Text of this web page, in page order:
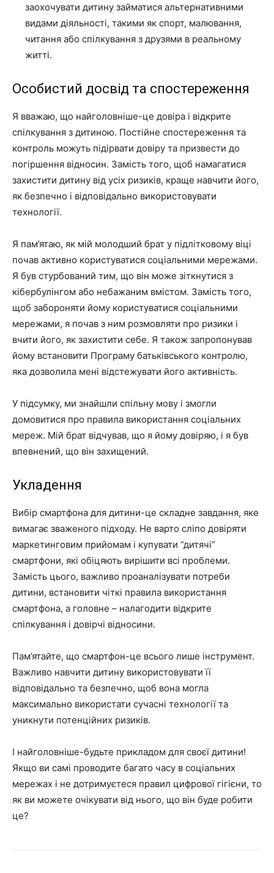
заохочувати дитину займатися альтернативними
видами діяльності, такими як спорт, малювання,
читання або спілкування з друзями в реальному
житті.
Особистий досвід та спостереження
Я вважаю, що найголовніше-це довіра і відкрите
спілкування з дитиною. Постійне спостереження та
контроль можуть підірвати довіру та призвести до
погіршення відносин. Замість того, щоб намагатися
захистити дитину від усіх ризиків, краще навчити його,
як безпечно і відповідально використовувати
технології.
Я пам’ятаю, як мій молодший брат у підлітковому віці
почав активно користуватися соціальними мережами.
Я був стурбований тим, що він може зіткнутися з
кібербулінгом або небажаним вмістом. Замість того,
щоб забороняти йому користуватися соціальними
мережами, я почав з ним розмовляти про ризики і
вчити його, як захистити себе. Я також запропонував
йому встановити Програму батьківського контролю,
яка дозволила мені відстежувати його активність.
У підсумку, ми знайшли спільну мову і змогли
домовитися про правила використання соціальних
мереж. Мій брат відчував, що я йому довіряю, і я був
впевнений, що він захищений.
Укладення
Вибір смартфона для дитини-це складне завдання, яке
вимагає зваженого підходу. Не варто сліпо довіряти
маркетинговим прийомам і купувати “дитячі”
смартфони, які обіцяють вирішити всі проблеми.
Замість цього, важливо проаналізувати потреби
дитини, встановити чіткі правила використання
смартфона, а головне – налагодити відкрите
спілкування і довірчі відносини.
Пам’ятайте, що смартфон-це всього лише інструмент.
Важливо навчити дитину використовувати її
відповідально та безпечно, щоб вона могла
максимально використати сучасні технології та
уникнути потенційних ризиків.
І найголовніше-будьте прикладом для своєї дитини!
Якщо ви самі проводите багато часу в соціальних
мережах і не дотримуєтеся правил цифрової гігієни, то
як ви можете очікувати від нього, що він буде робити
це?